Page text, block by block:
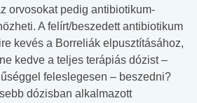
orvosokat pedig antibiotikum-
A felírt/beszedett antibiotikum
kevés a Borreliák elpusztításához,
kedve a teljes terápiás dózist –
feleslegesen – beszedni?
dózisban alkalmazott